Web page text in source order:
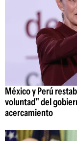
México y Perú
voluntad" del
acercamiento